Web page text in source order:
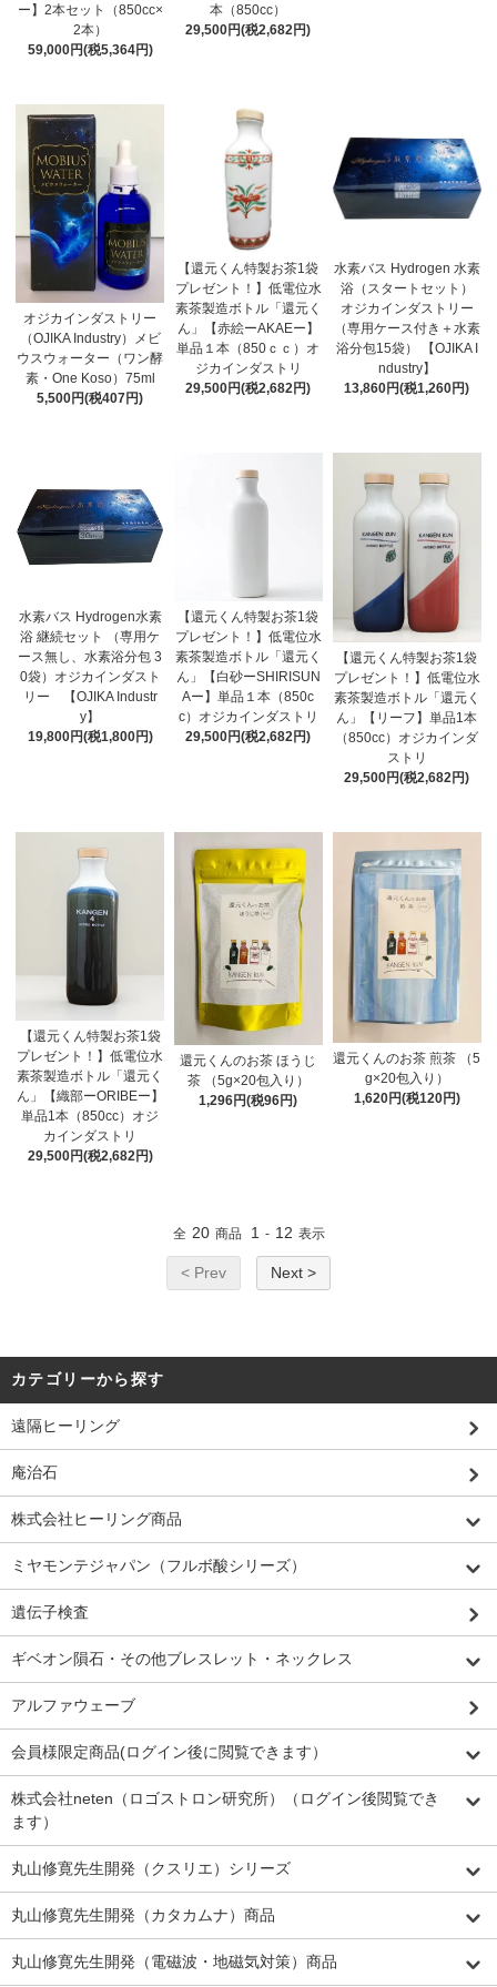
ー】2本セット（850cc×
2本）
59,000円(税5,364円)
本（850cc）
29,500円(税2,682円)
オジカインダストリー
（OJIKA Industry）メビ
ウスウォーター（ワン酵
素・One Koso）75ml
5,500円(税407円)
【還元くん特製お茶1袋
プレゼント！】低電位水
素茶製造ボトル「還元く
ん」【赤絵ーAKAEー】
単品１本（850ｃｃ）オ
ジカインダストリ
29,500円(税2,682円)
水素バス Hydrogen 水素
浴（スタートセット）
オジカインダストリー
（専用ケース付き＋水素
浴分包15袋） 【OJIKA I
ndustry】
13,860円(税1,260円)
水素バス Hydrogen水素
浴 継続セット （専用ケ
ース無し、水素浴分包 3
0袋）オジカインダスト
リー 【OJIKA Industr
y】
19,800円(税1,800円)
【還元くん特製お茶1袋
プレゼント！】低電位水
素茶製造ボトル「還元く
ん」【白砂ーSHIRISUN
Aー】単品１本（850c
c）オジカインダストリ
29,500円(税2,682円)
【還元くん特製お茶1袋
プレゼント！】低電位水
素茶製造ボトル「還元く
ん」【リーフ】単品1本
（850cc）オジカインダ
ストリ
29,500円(税2,682円)
【還元くん特製お茶1袋
プレゼント！】低電位水
素茶製造ボトル「還元く
ん」【織部ーORIBEー】
単品1本（850cc）オジ
カインダストリ
29,500円(税2,682円)
還元くんのお茶 ほうじ
茶 （5g×20包入り）
1,296円(税96円)
還元くんのお茶 煎茶 （5
g×20包入り）
1,620円(税120円)
全 20 商品 1 - 12 表示
< Prev Next >
カテゴリーから探す
遠隔ヒーリング
庵治石
株式会社ヒーリング商品
ミヤモンテジャパン（フルボ酸シリーズ）
遺伝子検査
ギベオン隕石・その他ブレスレット・ネックレス
アルファウェーブ
会員様限定商品(ログイン後に閲覧できます）
株式会社neten（ロゴストロン研究所）（ログイン後閲覧でき
ます）
丸山修寛先生開発（クスリエ）シリーズ
丸山修寛先生開発（カタカムナ）商品
丸山修寛先生開発（電磁波・地磁気対策）商品